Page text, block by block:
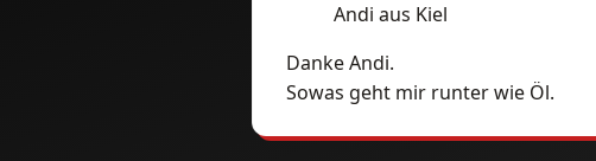
Andi aus Kiel
Danke Andi.
Sowas geht mir runter wie Öl.